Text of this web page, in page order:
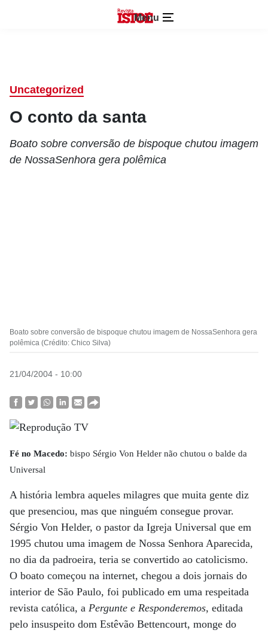
Menu
Uncategorized
O conto da santa
Boato sobre conversão de bispoque chutou imagem
de NossaSenhora gera polêmica
Boato sobre conversão de bispoque chutou imagem de NossaSenhora gera
polêmica (Crédito: Chico Silva)
21/04/2004 - 10:00
Fé no Macedo: bispo Sérgio Von Helder não chutou o balde da
Universal
A história lembra aqueles milagres que muita gente diz
que presenciou, mas que ninguém consegue provar.
Sérgio Von Helder, o pastor da Igreja Universal que em
1995 chutou uma imagem de Nossa Senhora Aparecida,
no dia da padroeira, teria se convertido ao catolicismo.
O boato começou na internet, chegou a dois jornais do
interior de São Paulo, foi publicado em uma respeitada
revista católica, a Pergunte e Responderemos, editada
pelo insuspeito dom Estêvão Bettencourt, monge do